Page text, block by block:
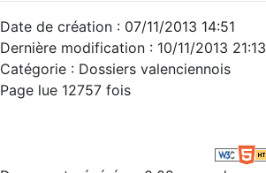
Date de création : 07/11/2013 14:51
Dernière modification : 10/11/2013 21:13
Catégorie : Dossiers valenciennois
Page lue 12757 fois